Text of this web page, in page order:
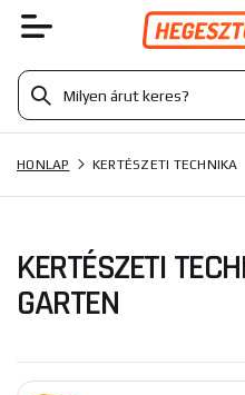
HONLAP KERTÉSZETI TECHNIKA
KERTÉSZETI
GARTEN